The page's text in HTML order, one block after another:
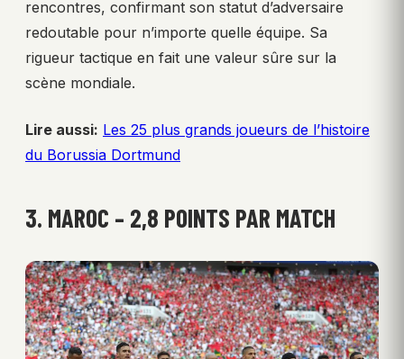
rencontres, confirmant son statut d’adversaire
redoutable pour n’importe quelle équipe. Sa
rigueur tactique en fait une valeur sûre sur la
scène mondiale.
Lire aussi: Les 25 plus grands joueurs de l’histoire
du Borussia Dortmund
3. MAROC – 2,8 POINTS PAR MATCH